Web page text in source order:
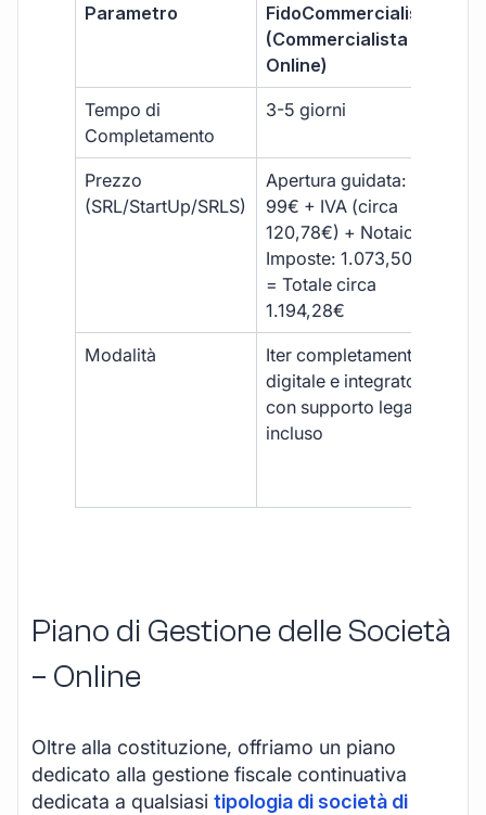
Parametro
FidoCommercialista
(Commercialista
Online)
Tempo di
Completamento
3-5 giorni
Prezzo
(SRL/StartUp/SRLS)
Apertura guidata:
99€ + IVA (circa
120,78€) + Notaio e
Imposte: 1.073,50€
= Totale circa
1.194,28€
Modalità
Iter completamente
digitale e integrato,
con supporto legale
incluso
Piano di Gestione delle Società
– Online
Oltre alla costituzione, offriamo un piano
dedicato alla gestione fiscale continuativa
dedicata a qualsiasi tipologia di società di